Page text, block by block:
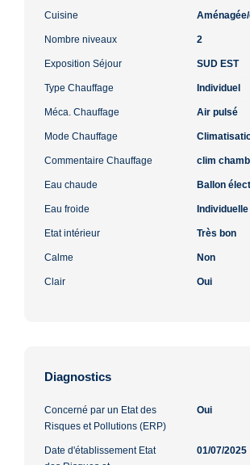
Cuisine
Nombre niveaux 2
Exposition Séjour SUD EST
Type Chauffage Individuel
Méca. Chauffage Air pulsé
Mode Chauffage
Commentaire Chauffage clim
Eau chaude Ballon
Eau froide Individuelle
Etat intérieur Très bon
Calme Non
Clair Oui
Diagnostics
Concerné par un Etat des
Risques et Pollutions (ERP)
Oui
Date d'établissement Etat
01/07/2025